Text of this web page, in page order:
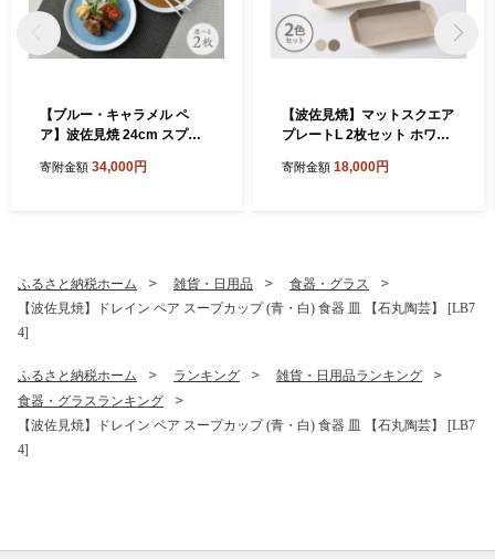
【ブルー・キャラメル ペ
ア】波佐見焼 24cm スプレ
55]
寄附金額 34,000円
【波佐見焼】マットスクエア
プレートL 2枚セット ホワイ
たか】 [VA158]
寄附金額 18,000円
ふるさと納税ホーム 雑貨・日用品
食器・グラス
【波佐見焼】ドレイン ペア スープカップ (青・白) 食器 皿 【石丸陶芸】 [LB7
4]
ふるさと納税ホーム ランキング
雑貨・日用品ランキング
食器・グラスランキング
【波佐見焼】ドレイン ペア スープカップ (青・白) 食器 皿 【石丸陶芸】 [LB7
4]